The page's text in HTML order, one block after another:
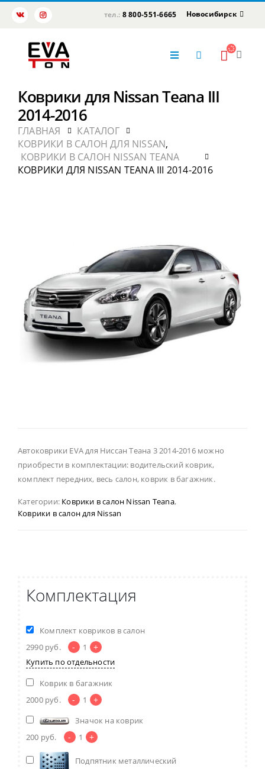
тел.: 8 800-551-6665 Новосибирск
Коврики для Nissan Teana III
2014-2016
ГЛАВНАЯ
КАТАЛОГ
КОВРИКИ В САЛОН ДЛЯ NISSAN,
КОВРИКИ В САЛОН NISSAN TEANA
КОВРИКИ ДЛЯ NISSAN TEANA III 2014-2016
Автоковрики EVA для Ниссан Теана 3 2014-2016 можно
приобрести в комплектации: водительский коврик,
комплект передних, весь салон, коврик в багажник.
Категории: Коврики в салон Nissan Teana,
Коврики в салон для Nissan
Комплектация
Комплект ковриков в салон
2990 руб. - 1 +
Купить по отдельности
Коврик в багажник
2000 руб. - 1 +
Значок на коврик
200 руб. - 1 +
Подпятник металлический